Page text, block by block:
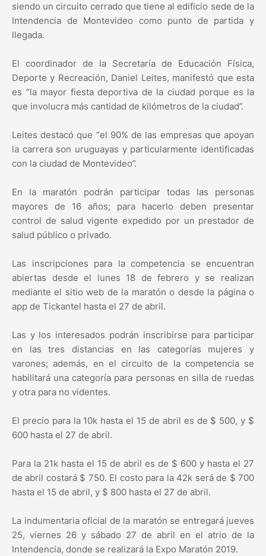
siendo un circuito cerrado que tiene al edificio sede de la
Intendencia de Montevideo como punto de partida y
llegada.
El coordinador de la Secretaría de Educación Física,
Deporte y Recreación, Daniel Leites, manifestó que esta
es “la mayor fiesta deportiva de la ciudad porque es la
que involucra más cantidad de kilómetros de la ciudad”.
Leites destacó que “el 90% de las empresas que apoyan
la carrera son uruguayas y particularmente identificadas
con la ciudad de Montevideo”.
En la maratón podrán participar todas las personas
mayores de 16 años; para hacerlo deben presentar
control de salud vigente expedido por un prestador de
salud público o privado.
Las inscripciones para la competencia se encuentran
abiertas desde el lunes 18 de febrero y se realizan
mediante el sitio web de la maratón o desde la página o
app de Tickantel hasta el 27 de abril.
Las y los interesados podrán inscribirse para participar
en las tres distancias en las categorías mujeres y
varones; además, en el circuito de la competencia se
habilitará una categoría para personas en silla de ruedas
y otra para no videntes.
El precio para la 10k hasta el 15 de abril es de $ 500, y $
600 hasta el 27 de abril.
Para la 21k hasta el 15 de abril es de $ 600 y hasta el 27
de abril costará $ 750. El costo para la 42k será de $ 700
hasta el 15 de abril, y $ 800 hasta el 27 de abril.
La indumentaria oficial de la maratón se entregará jueves
25, viernes 26 y sábado 27 de abril en el atrio de la
Intendencia, donde se realizará la Expo Maratón 2019.